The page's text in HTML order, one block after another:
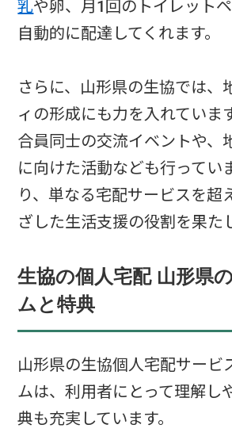
乳や卵、月1回のトイレット
自動的に配達してくれます。
さらに、山形県の生協では、
ィの形成にも力を入れていま
合員同士の交流イベントや、
に向けた活動なども行ってい
り、単なる宅配サービスを超
ざした生活支援の役割を果た
生協の個人宅配 山形県
ムと特典
山形県の生協個人宅配サービ
ムは、利用者にとって理解し
典も充実しています。